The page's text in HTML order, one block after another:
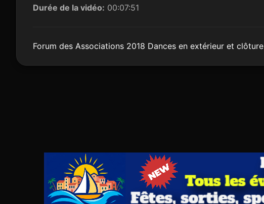
Durée de la vidéo: 00:07:51
Forum des Associations 2018 Dances en extérieur et clôture